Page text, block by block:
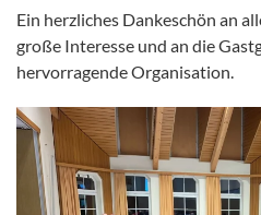
Ein herzliches Dankeschön an
große Interesse und an die
hervorragende Organisation.